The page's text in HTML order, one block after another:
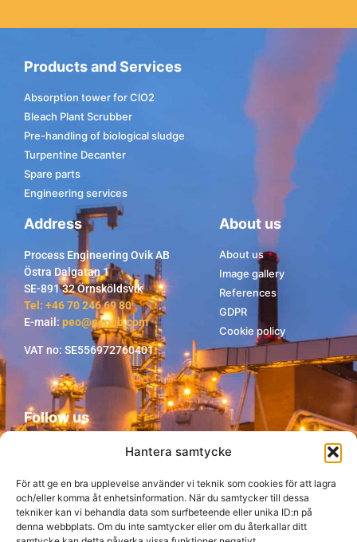
Hantera samtycke
För att ge en bra upplevelse använder vi teknik som cookies för att lagra
och/eller komma åt enhetsinformation. När du samtycker till dessa
tekniker kan vi behandla data som surfbeteende eller unika ID:n på
denna webbplats. Om du inte samtycker eller om du återkallar ditt
Products and Services
Absorption tower for ClO2
Bleach Plant Scrubber
Pre-handling of biological sludge
Turpentine Decanter
Spare parts
Engineering services
Address
Process Engineering Ovik AB
Östra Dalgatan 1
SE-891 32 Örnsköldsvik
Tel: +46 70 246 69 80
E-mail: peo@peoab.com
VAT no: SE556972760401
About us
About us
Image gallery
References
GDPR
Cookie policy
Follow us